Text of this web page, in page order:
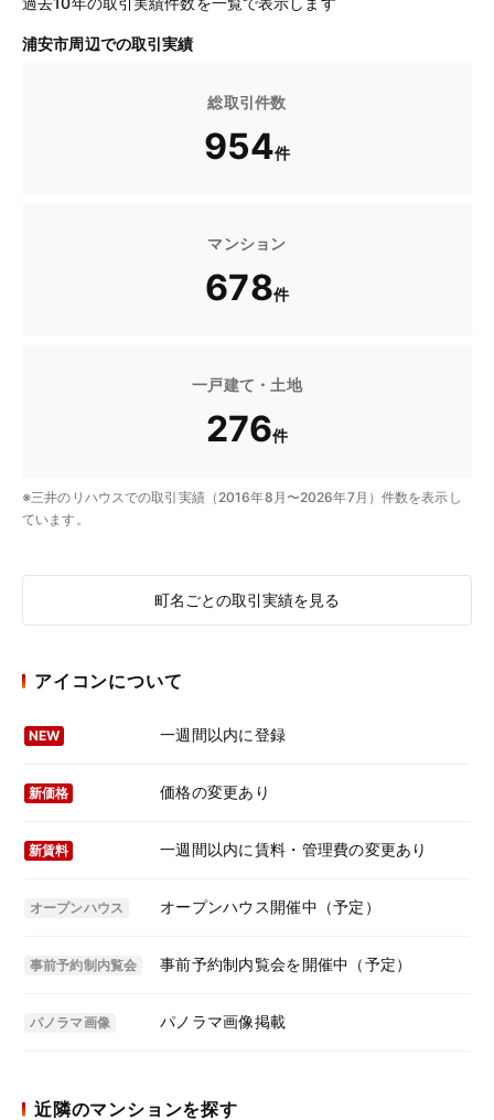
浦安市周辺での取引実績
総取引件数
954件
マンション
678件
一戸建て・土地
276件
※三井のリハウスでの取引実績（2016年8月〜2026年7月）件数を表示し
ています。
町名ごとの取引実績を見る
アイコンについて
NEW 一週間以内に登録
新価格 価格の変更あり
新賃料 一週間以内に賃料・管理費の変更あり
オープンハウス オープンハウス開催中（予定）
事前予約制内覧会 事前予約制内覧会を開催中（予定）
パノラマ画像 パノラマ画像掲載
近隣のマンションを探す